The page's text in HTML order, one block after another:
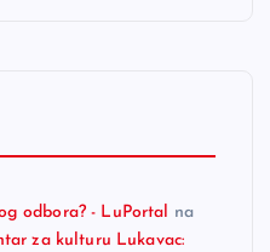
odbora? - LuPortal
na
za kulturu Lukavac: